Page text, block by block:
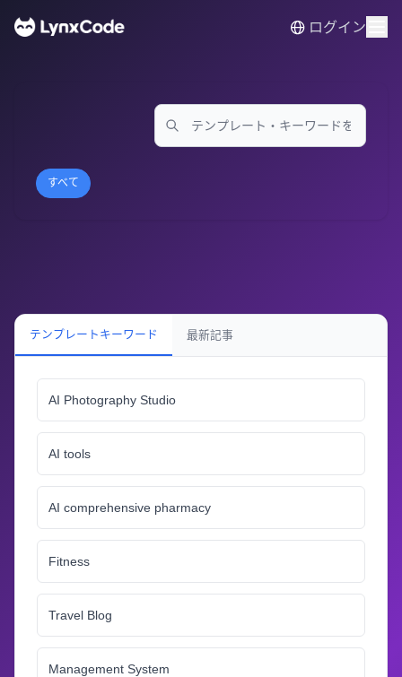
ログイン
すべて
テンプレートキーワード 最新記事
AI Photography Studio
AI tools
AI comprehensive pharmacy
Fitness
Travel Blog
Management System